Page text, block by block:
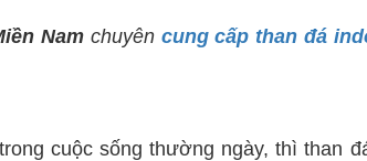
Nam chuyên cung cấp than đá
cuộc sống thường ngày, thì than